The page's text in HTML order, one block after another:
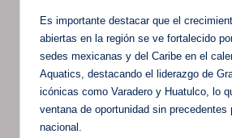
Es importante destacar que el
abiertas en la región se ve fortalecido
sedes mexicanas y del Caribe en el
Aquatics, destacando el liderazgo de
icónicas como Varadero y Huatulco, lo
ventana de oportunidad sin precedentes
nacional.